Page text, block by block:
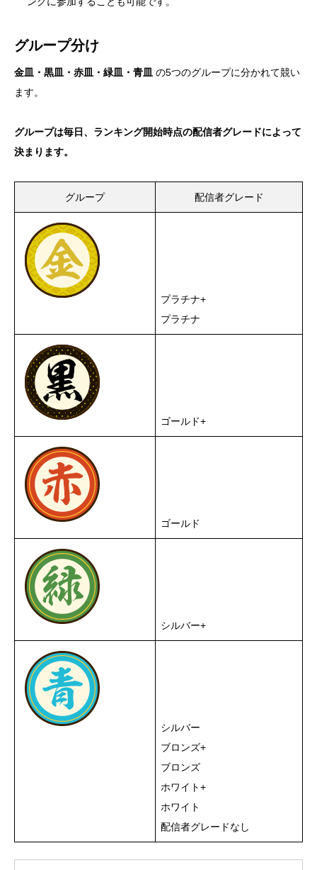
グループ分け
金皿・黒皿・赤皿・緑皿・青皿 の5つのグループに分かれて競い
ます。
グループは毎日、ランキング開始時点の配信者グレードによって
決まります。
グループ 配信者グレード
プラチナ+
プラチナ
ゴールド+
ゴールド
シルバー+
シルバー
ブロンズ+
ブロンズ
ホワイト+
ホワイト
配信者グレードなし